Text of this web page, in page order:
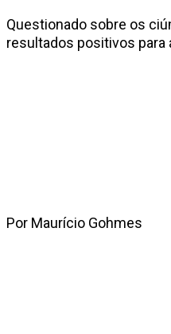
Questionado sobre os
resultados positivos para
Por Maurício Gohmes